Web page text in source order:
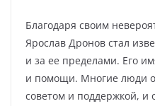
Благодаря своим
Ярослав Дронов стал
и за ее пределами. Его
и помощи. Многие люди
советом и поддержкой, и